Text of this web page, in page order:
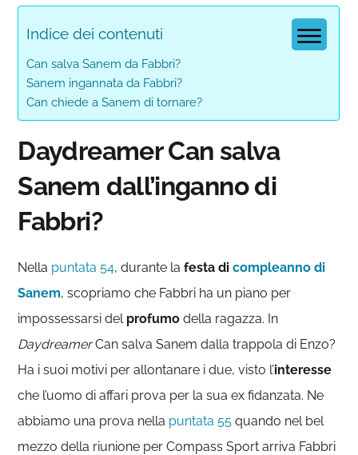
Indice dei contenuti
Can salva Sanem da Fabbri?
Sanem ingannata da Fabbri?
Can chiede a Sanem di tornare?
Daydreamer Can salva
Sanem dall’inganno di
Fabbri?
Nella puntata 54, durante lafesta dicompleanno di
Sanem, scopriamo che Fabbri ha un piano per
impossessarsi del profumo della ragazza. In
DaydreamerCan salva Sanem dalla trappola di Enzo?
Ha i suoi motivi per allontanare i due, visto l’interesse
che l’uomo di affari prova per la sua ex fidanzata. Ne
abbiamo una prova nella puntata 55 quando nel bel
mezzo della riunione per Compass Sport arriva Fabbri